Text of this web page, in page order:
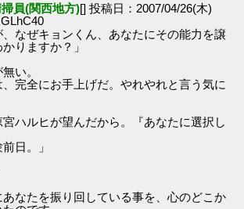
員(関西地方)[] 投稿日：2007/04/26(木)
なぜキョンくん、あなたにその能力を譲
りますか？」
い。
完全にお手上げだ。やれやれと言う気に
ハルヒが望んだから。『あなたに選択し
日。」
なたを振り回している事を、心のどこか